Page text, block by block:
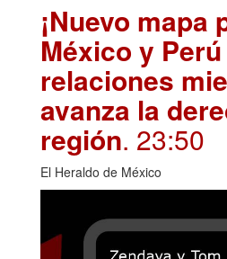
¡Nuevo mapa
México y
relaciones
avanza la
región. 23:50
El Heraldo de México